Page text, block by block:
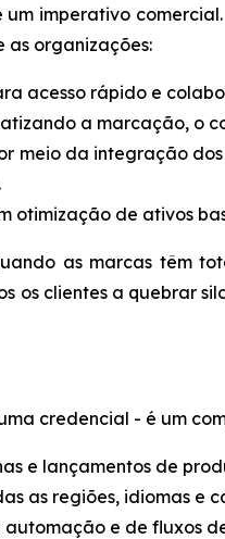
imperativo
as organizações:
acesso rápido e
a marcação, o
meio da integração
otimização de ativos
as marcas têm
os clientes a quebrar
credencial - é um
e lançamentos de
as regiões, idiomas e
automação e de fluxos